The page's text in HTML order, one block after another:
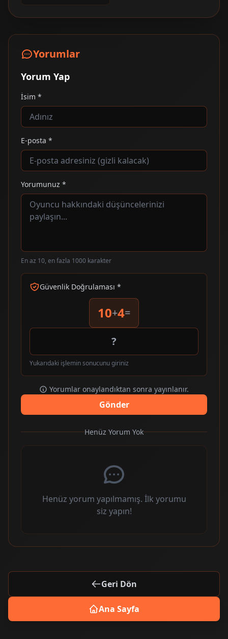
Yorumlar
Yorum Yap
İsim *
E-posta *
Yorumunuz *
En az 10, en fazla 1000 karakter
Güvenlik Doğrulaması *
10+4=
Yukarıdaki işlemin sonucunu giriniz
Yorumlar onaylandıktan sonra yayınlanır.
Gönder
Henüz Yorum Yok
Henüz yorum yapılmamış. İlk yorumu
siz yapın!
Geri Dön
Ana Sayfa